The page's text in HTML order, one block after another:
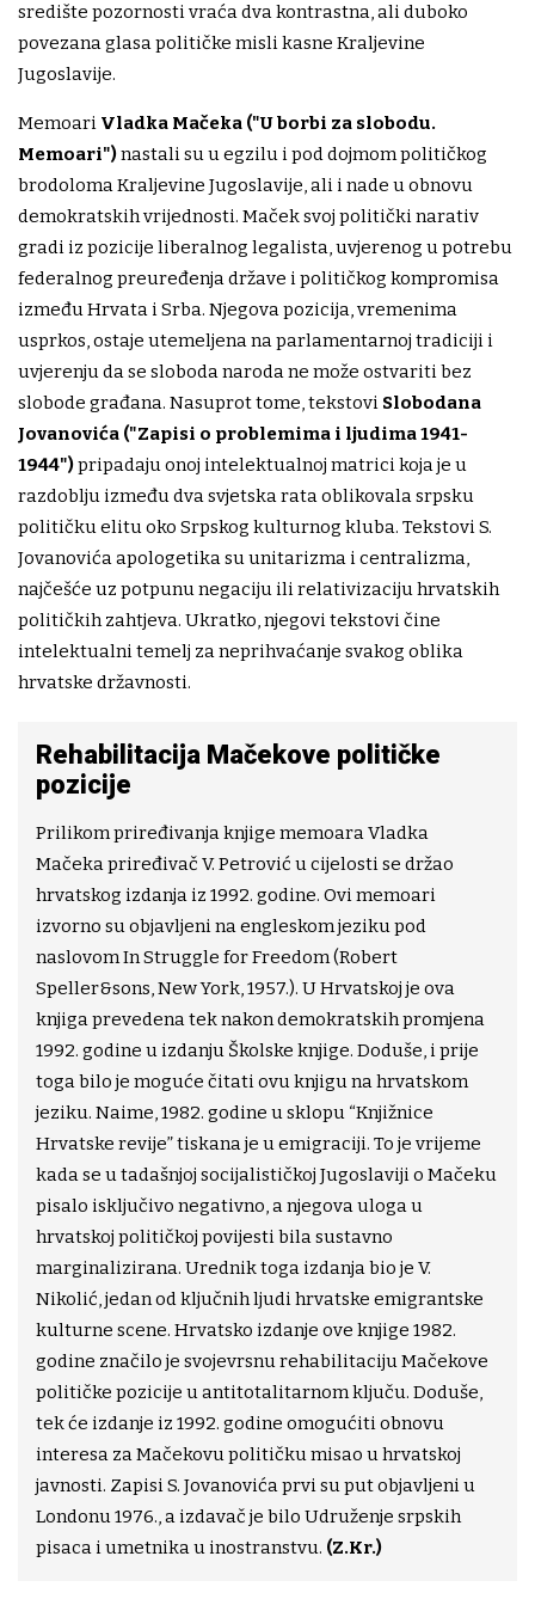
središte pozornosti vraća dva kontrastna, ali duboko
povezana glasa političke misli kasne Kraljevine
Jugoslavije.
Memoari Vladka Mačeka ("U borbi za slobodu.
Memoari")nastali su u egzilu i pod dojmom političkog
brodoloma Kraljevine Jugoslavije, ali i nade u obnovu
demokratskih vrijednosti. Maček svoj politički narativ
gradi iz pozicije liberalnog legalista, uvjerenog u potrebu
federalnog preuređenja države i političkog kompromisa
između Hrvata i Srba. Njegova pozicija, vremenima
usprkos, ostaje utemeljena na parlamentarnoj tradiciji i
uvjerenju da se sloboda naroda ne može ostvariti bez
slobode građana. Nasuprot tome, tekstovi Slobodana
Jovanovića ("Zapisi o problemima i ljudima 1941-
1944")pripadaju onoj intelektualnoj matrici koja je u
razdoblju između dva svjetska rata oblikovala srpsku
političku elitu oko Srpskog kulturnog kluba. Tekstovi S.
Jovanovića apologetika su unitarizma i centralizma,
najčešće uz potpunu negaciju ili relativizaciju hrvatskih
političkih zahtjeva. Ukratko, njegovi tekstovi čine
intelektualni temelj za neprihvaćanje svakog oblika
hrvatske državnosti.
Rehabilitacija Mačekove političke
pozicije
Prilikom priređivanja knjige memoara Vladka
Mačeka priređivač V. Petrović u cijelosti se držao
hrvatskog izdanja iz 1992. godine. Ovi memoari
izvorno su objavljeni na engleskom jeziku pod
naslovom In Struggle for Freedom (Robert
Speller&sons, New York, 1957.). U Hrvatskoj je ova
knjiga prevedena tek nakon demokratskih promjena
1992. godine u izdanju Školske knjige. Doduše, i prije
toga bilo je moguće čitati ovu knjigu na hrvatskom
jeziku. Naime, 1982. godine u sklopu “Knjižnice
Hrvatske revije” tiskana je u emigraciji. To je vrijeme
kada se u tadašnjoj socijalističkoj Jugoslaviji o Mačeku
pisalo isključivo negativno, a njegova uloga u
hrvatskoj političkoj povijesti bila sustavno
marginalizirana. Urednik toga izdanja bio je V.
Nikolić, jedan od ključnih ljudi hrvatske emigrantske
kulturne scene. Hrvatsko izdanje ove knjige 1982.
godine značilo je svojevrsnu rehabilitaciju Mačekove
političke pozicije u antitotalitarnom ključu. Doduše,
tek će izdanje iz 1992. godine omogućiti obnovu
interesa za Mačekovu političku misao u hrvatskoj
javnosti. Zapisi S. Jovanovića prvi su put objavljeni u
Londonu 1976., a izdavač je bilo Udruženje srpskih
pisaca i umetnika u inostranstvu. (Z.Kr.)